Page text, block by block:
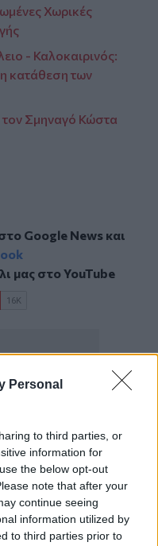
Personal
to third parties, or
information for
the below opt-out
note that after your
continue seeing
information utilized by
to third parties prior to
Χωρικές
- Καλοκαιρινός:
κατάθεση των
τον Σμηναγό Κώστα
Google Newsκαι
μας στοYouTube